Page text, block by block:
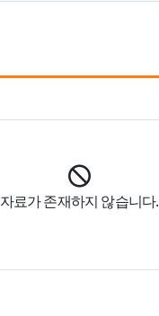
자료가 존재하지 않습니다.